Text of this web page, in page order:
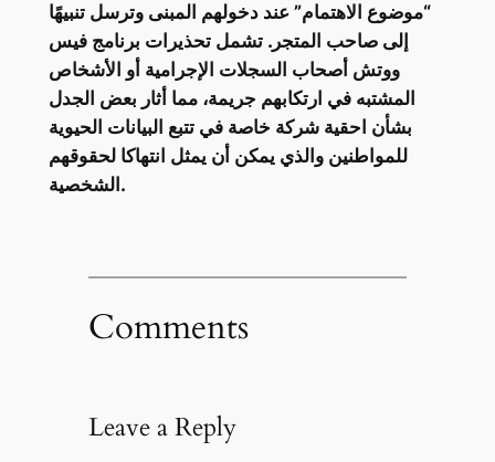
“موضوع الاهتمام” عند دخولهم المبنى وترسل تنبيهًا
إلى صاحب المتجر. تشمل تحذيرات برنامج فيس
ووتش أصحاب السجلات الإجرامية أو الأشخاص
المشتبه في ارتكابهم جريمة، مما أثار بعض الجدل
بشأن احقية شركة خاصة في تتبع البيانات الحيوية
للمواطنين والذي يمكن أن يمثل انتهاكا لحقوقهم
الشخصية.
Comments
Leave a Reply